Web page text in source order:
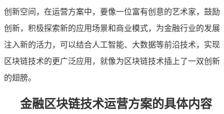
创新空间，在运营方案中，要像一位富有创意的艺术家，鼓励
创新，积极探索新的应用场景和商业模式，为金融行业的发展
注入新的活力，可以结合人工智能、大数据等前沿技术，实现
区块链技术的更广泛应用，就像为区块链技术插上了一双创新
的翅膀。
金融区块链技术运营方案的具体内容